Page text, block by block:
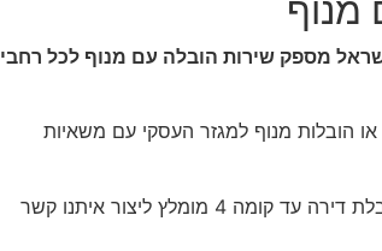
מנוף
מספק שירות הובלה עם מנוף לכל רחבי
הובלות מנוף למגזר העסקי עם משאיות
בהובלת דירות יש לנו מנוף המגיע עד קומה 5 ומנוף להובלת דירה עד קומה 4 מומלץ ליצור איתנו קשר